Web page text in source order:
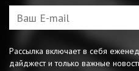
Рассылка включает в себя
дайджест и только важные